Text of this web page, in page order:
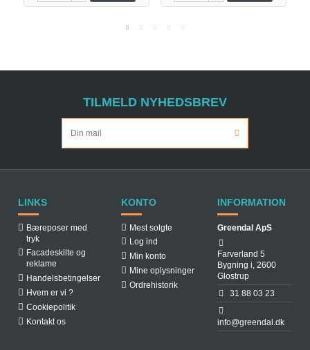
TILMELD NYHEDSBREV
LINKS
Bæreposer med
tryk
Facadeskilte og
reklame
Handelsbetingelser
Hvem er vi ?
Cookiepolitik
Kontakt os
KONTO
Mest solgte
Log ind
Min konto
Mine oplysninger
Ordrehistorik
INFORMATION
Greendal ApS
Farverland 5
Bygning i, 2600
Glostrup
31 88 03 23
info@greendal.dk